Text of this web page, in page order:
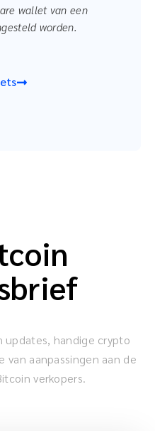
wallet van een
worden.
updates, handige crypto
aanpassingen aan de
verkopers.